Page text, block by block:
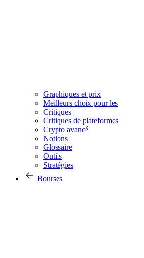
Graphiques et prix
Meilleurs choix pour les
Critiques
Critiques de plateformes
Crypto avancé
Notions
Glossaire
Outils
Stratégies
Bourses